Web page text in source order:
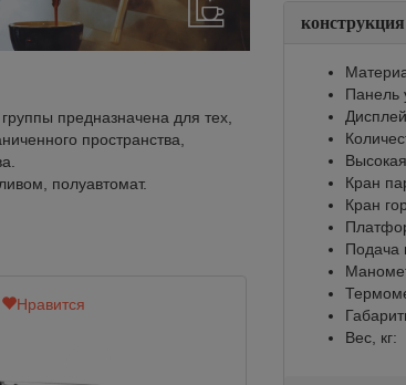
предназначена для тех,
пространства,
полуавтомат.
Нравится Сравнить
конструкция
Панель
Дисплей
Кран
Кран
Подача
Вес, кг: